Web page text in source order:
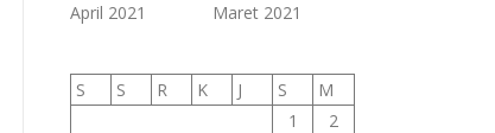
April 2021
Maret 2021
S S R K J S
M
1
2